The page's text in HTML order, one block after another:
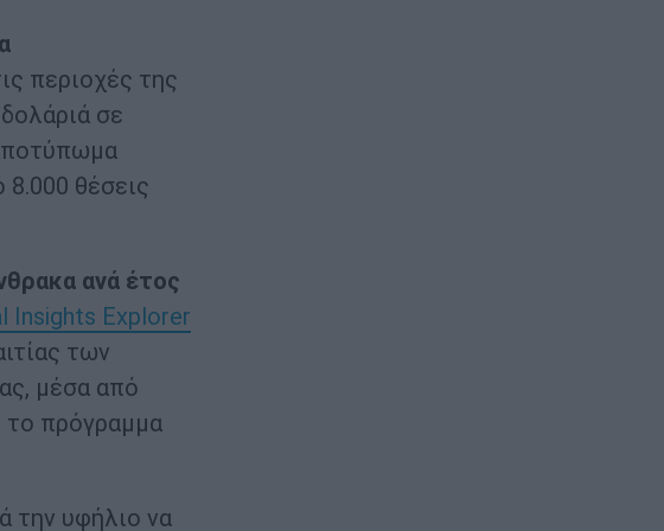
περιοχές της
σε
θέσεις
ανά έτος
Insights Explorer
των
μέσα από
το πρόγραμμα
την υφήλιο να